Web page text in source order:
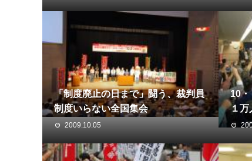
「制度廃止の日まで」闘う、裁判員
制度いらない全国集会
2009.10.05
10
１万